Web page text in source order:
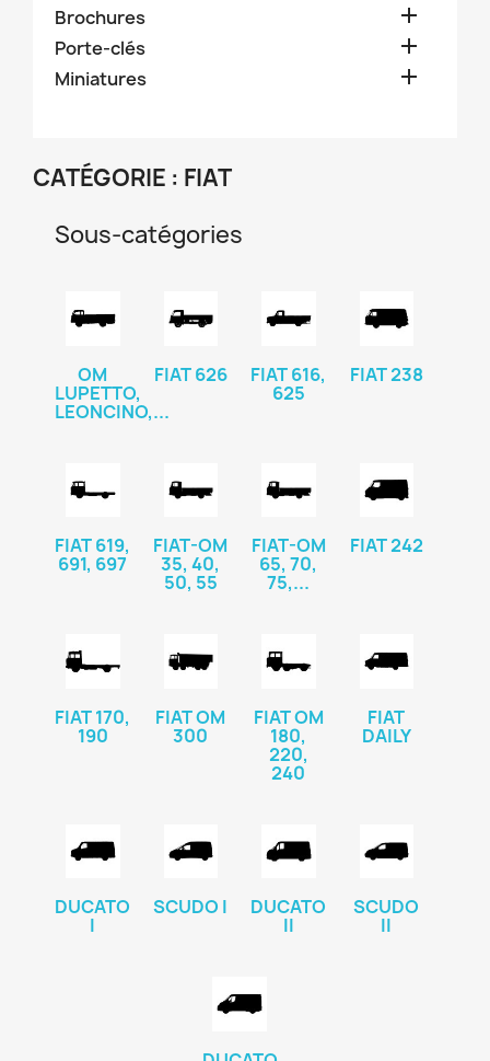
Brochures 
Porte-clés 
Miniatures 
CATÉGORIE : FIAT
Sous-catégories
OM
LUPETTO,
LEONCINO,...
FIAT 626 FIAT 616,
625
FIAT 238
FIAT 619,
691, 697
FIAT-OM
35, 40,
50, 55
FIAT-OM
65, 70,
75,...
FIAT 242
FIAT 170,
190
FIAT OM
300
FIAT OM
180,
220,
240
FIAT
DAILY
DUCATO
I
SCUDO I DUCATO
II
SCUDO
II